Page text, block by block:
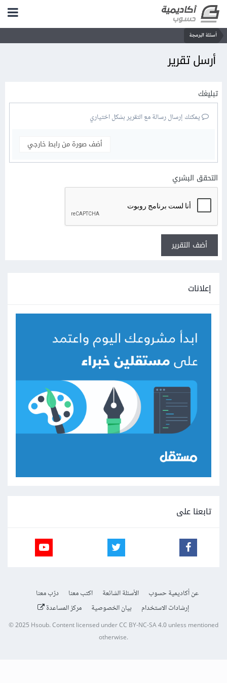
أسئلة البرمجة
أرسل تقرير
تبليغك
يمكنك إرسال رسالة مع التقرير بشكل اختياري
أضف صورة من رابط خارجي
التحقق البشري
أضف التقرير
إعلانات
تابعنا على
عن أكاديمية حسوب الأسئلة الشائعة اكتب معنا
درّب معنا
إرشادات الاستخدام
بيان الخصوصية مركز المساعدة
© 2025 Hsoub.Content licensed underCC BY-NC-SA 4.0unless mentioned
otherwise.